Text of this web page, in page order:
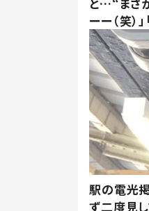
ーー（笑）
駅の電光
ず二度見